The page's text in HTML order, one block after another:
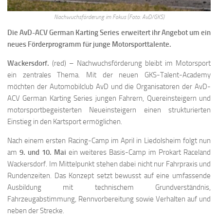
Nachwuchsförderung im Fokus (Foto: AvD/GKS)
Die AvD-ACV German Karting Series erweitert ihr Angebot um ein
neues Förderprogramm für junge Motorsporttalente.
Wackersdorf. (red) – Nachwuchsförderung bleibt im Motorsport
ein zentrales Thema. Mit der neuen GKS-Talent-Academy
möchten der Automobilclub AvD und die Organisatoren der AvD-
ACV German Karting Series jungen Fahrern, Quereinsteigern und
motorsportbegeisterten Neueinsteigern einen strukturierten
Einstieg in den Kartsport ermöglichen.
Nach einem ersten Racing-Camp im April in Liedolsheim folgt nun
am 9. und 10. Mai ein weiteres Basis-Camp im Prokart Raceland
Wackersdorf. Im Mittelpunkt stehen dabei nicht nur Fahrpraxis und
Rundenzeiten. Das Konzept setzt bewusst auf eine umfassende
Ausbildung mit technischem Grundverständnis,
Fahrzeugabstimmung, Rennvorbereitung sowie Verhalten auf und
neben der Strecke.